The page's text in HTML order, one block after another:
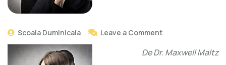
Scoala Duminicala Leave a Comment
De Dr. Maxwell Maltz